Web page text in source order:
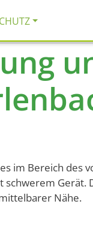
im Bereich des
schwerem Gerät.
Nähe.